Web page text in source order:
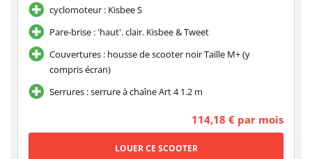
cyclomoteur : Kisbee S
Pare-brise : 'haut'. clair. Kisbee & Tweet
Couvertures : housse de scooter noir Taille M+ (y
compris écran)
Serrures : serrure à chaîne Art 4 1.2 m
114,18 € par mois